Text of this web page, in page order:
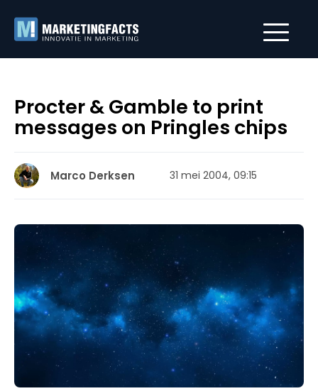
Procter & Gamble to print
messages on Pringles chips
Marco Derksen 31 mei 2004, 09:15